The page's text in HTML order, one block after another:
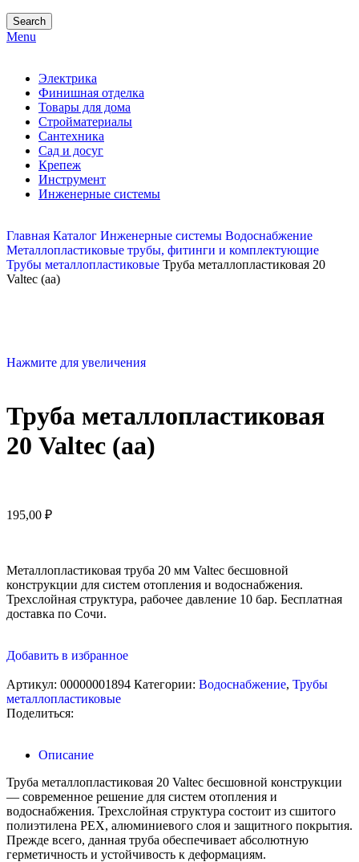
Search
Menu
Электрика
Финишная отделка
Товары для дома
Стройматериалы
Сантехника
Сад и досуг
Крепеж
Инструмент
Инженерные системы
Главная Каталог Инженерные системы Водоснабжение
Металлопластиковые трубы, фитинги и комплектующие
Трубы металлопластиковые Труба металлопластиковая 20
Valtec (аа)
Нажмите для увеличения
Труба металлопластиковая
20 Valtec (аа)
195,00 ₽
Металлопластиковая труба 20 мм Valtec бесшовной
конструкции для систем отопления и водоснабжения.
Трехслойная структура, рабочее давление 10 бар. Бесплатная
доставка по Сочи.
Добавить в избранное
Артикул: 00000001894 Категории: Водоснабжение, Трубы
металлопластиковые
Поделиться:
Описание
Труба металлопластиковая 20 Valtec бесшовной конструкции
— современное решение для систем отопления и
водоснабжения. Трехслойная структура состоит из сшитого
полиэтилена PEX, алюминиевого слоя и защитного покрытия.
Прежде всего, данная труба обеспечивает абсолютную
герметичность и устойчивость к деформациям.